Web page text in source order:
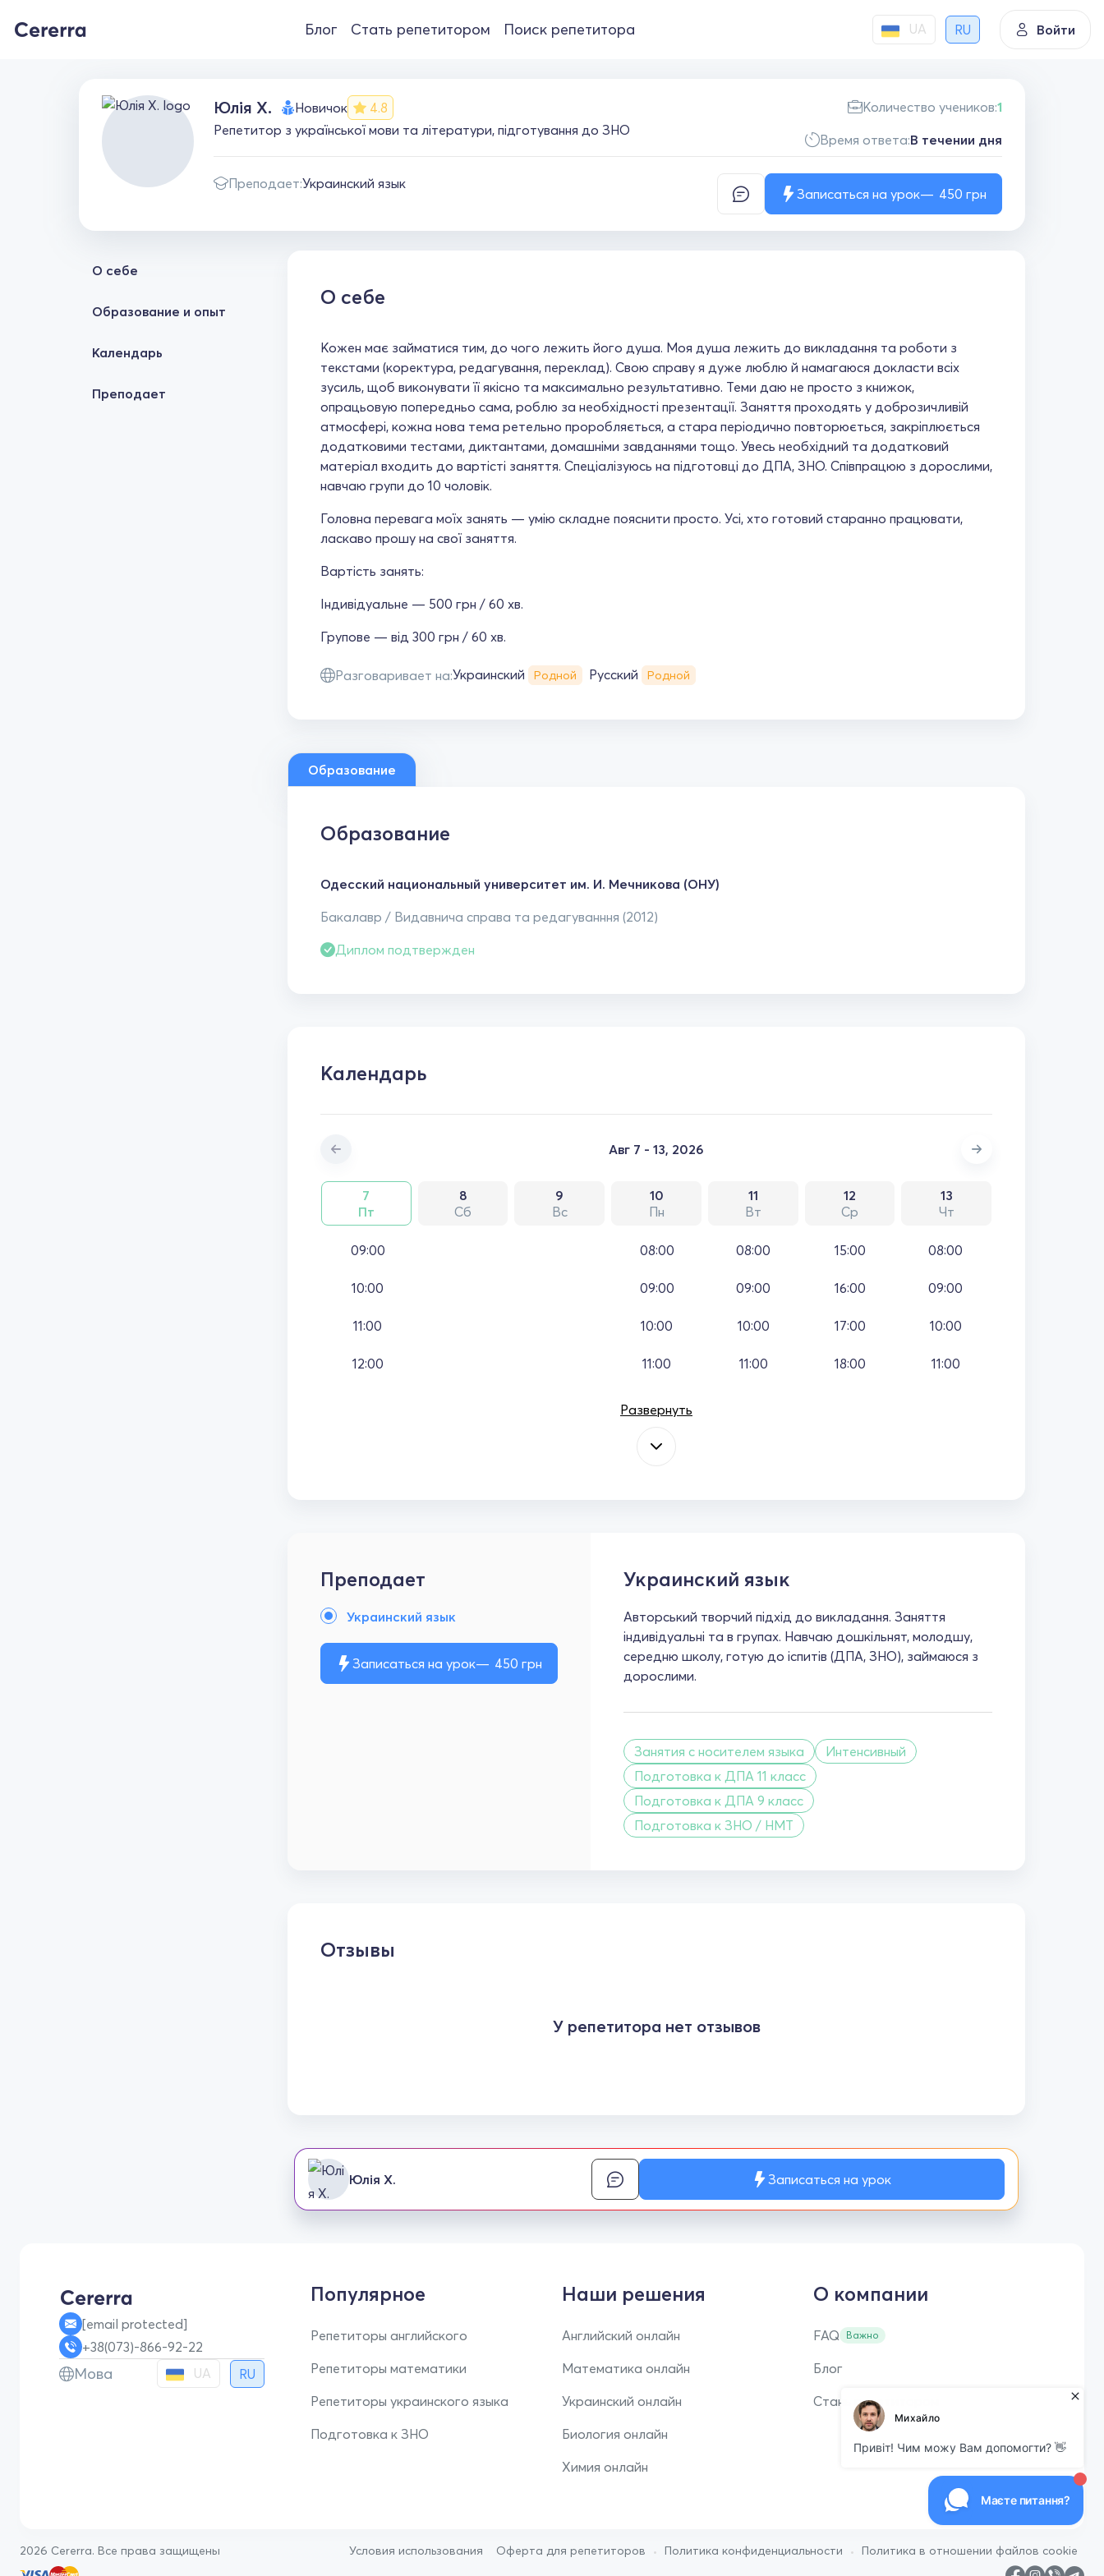
Блог Стать репетитором Поиск репетитора UA RU Войти
Юлія Х. Новичок
4.8
Репетитор з української мови та літератури, підготування до ЗНО
Преподает:Украинский язык
Количество учеников:1
Время ответа:В течении дня
Записаться на урок 450 грн
О себе
Образование и опыт
Календарь
Преподает
О себе
Кожен має займатися тим, до чого лежить його душа. Моя душа лежить до викладання та роботи з
текстами (коректура, редагування, переклад). Свою справу я дуже люблю й намагаюся докласти всіх
зусиль, щоб виконувати її якісно та максимально результативно. Теми даю не просто з книжок,
опрацьовую попередньо сама, роблю за необхідності презентації. Заняття проходять у доброзичливій
атмосфері, кожна нова тема ретельно проробляється, а стара періодично повторюється, закріплюється
додатковими тестами, диктантами, домашніми завданнями тощо. Увесь необхідний та додатковий
матеріал входить до вартісті заняття. Спеціалізуюсь на підготовці до ДПА, ЗНО. Співпрацюю з дорослими,
навчаю групи до 10 чоловік.
Головна перевага моїх занять — умію складне пояснити просто. Усі, хто готовий старанно працювати,
ласкаво прошу на свої заняття.
Вартість занять:
Індивідуальне — 500 грн / 60 хв.
Групове — від 300 грн / 60 хв.
Разговаривает на:Украинский Родной Русский Родной
Образование
Образование
Одесский национальный университет им. И. Мечникова (ОНУ)
Бакалавр / Видавнича справа та редагуванння (2012)
Диплом подтвержден
Календарь
Авг 7 - 13, 2026
7
Пт
8
Сб
9
Вс
10
Пн
11
Вт
12
Ср
13
Чт
09:00
10:00
11:00
12:00
08:00
09:00
10:00
11:00
08:00
09:00
10:00
11:00
15:00
16:00
17:00
18:00
08:00
09:00
10:00
11:00
Развернуть
Преподает
Украинский язык
Записаться на урок 450 грн
Украинский язык
Авторський творчий підхід до викладання. Заняття
індивідуальні та в групах. Навчаю дошкільнят, молодшу,
середню школу, готую до іспитів (ДПА, ЗНО), займаюся з
дорослими.
Занятия с носителем языка
Интенсивный
Подготовка к ДПА 11 класс
Подготовка к ДПА 9 класс
Подготовка к ЗНО / НМТ
Отзывы
У репетитора нет отзывов
Юлія Х. Записаться на урок
[email protected]
+38(073)-866-92-22
Мова UA RU
Популярное
Репетиторы английского
Репетиторы математики
Репетиторы украинского языка
Подготовка к ЗНО
Наши решения
Английский онлайн
Математика онлайн
Украинский онлайн
Биология онлайн
Химия онлайн
О компании
FAQ Важно
Блог
Стань репетитором
2026 Cererra. Все права защищены Условия использования Оферта для репетиторов • Политика конфиденциальности • Политика в отношении файлов cookie